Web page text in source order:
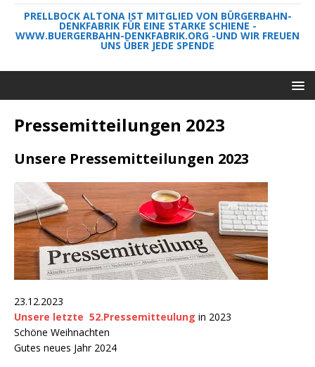
PRELLBOCK ALTONA IST MITGLIED VON BÜRGERBAHN-
DENKFABRIK FÜR EINE STARKE SCHIENE -
WWW.BUERGERBAHN-DENKFABRIK.ORG -UND WIR FREUEN
UNS ÜBER JEDE SPENDE
Pressemitteilungen 2023
Unsere Pressemitteilungen 2023
23.12.2023
Unsere letzte 52.Pressemitteulung in 2023
Schöne Weihnachten
Gutes neues Jahr 2024